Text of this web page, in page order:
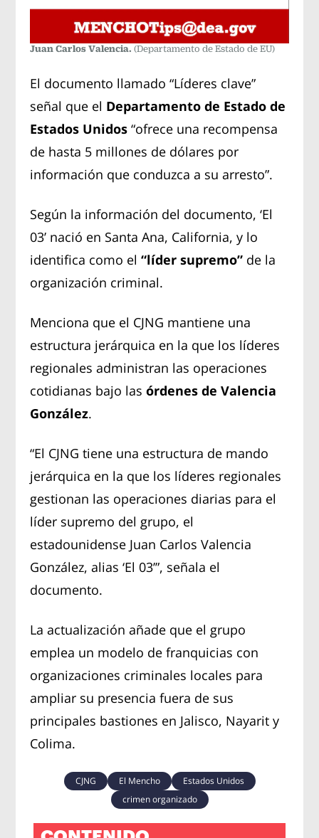
Juan Carlos Valencia.(Departamento de Estado de EU)
El documento llamado “Líderes clave”
señal que el Departamento de Estado de
Estados Unidos“ofrece una recompensa
de hasta 5 millones de dólares por
información que conduzca a su arresto”.
Según la información del documento, ‘El
03’ nació en Santa Ana, California, y lo
identifica como el “líder supremo” de la
organización criminal.
Menciona que el CJNG mantiene una
estructura jerárquica en la que los líderes
regionales administran las operaciones
cotidianas bajo lasórdenes de Valencia
González.
“El CJNG tiene una estructura de mando
jerárquica en la que los líderes regionales
gestionan las operaciones diarias para el
líder supremo del grupo, el
estadounidense Juan Carlos Valencia
González, alias ‘El 03’”, señala el
documento.
La actualización añade que el grupo
emplea un modelo de franquicias con
organizaciones criminales locales para
ampliar su presencia fuera de sus
principales bastiones en Jalisco, Nayarit y
Colima.
CJNG El Mencho
Estados Unidos
crimen organizado